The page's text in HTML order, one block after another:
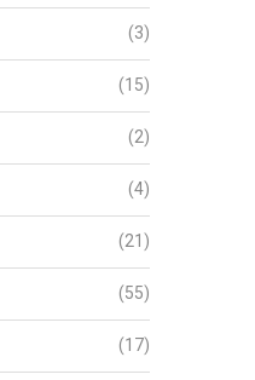
(3)
(15)
(2)
(4)
(21)
(55)
(17)